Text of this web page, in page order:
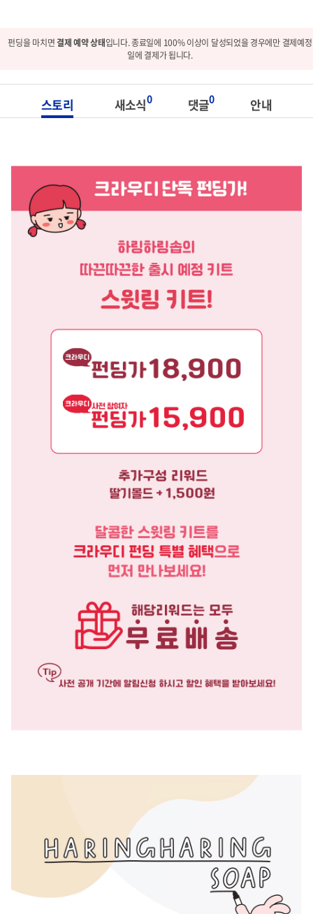
펀딩을 마치면결제 예약 상태입니다. 종료일에 100% 이상이 달성되었을 경우에만 결제예정
일에 결제가 됩니다.
스토리 새소식0 댓글0 안내